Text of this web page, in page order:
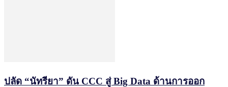
ปลัด “นัทรียา” ดัน CCC สู่ Big Data ด้านการออก